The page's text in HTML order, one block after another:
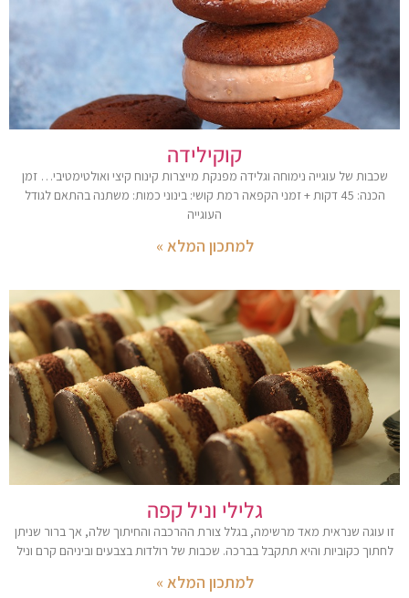
קוקילידה
שכבות של עוגייה נימוחה וגלידה מפנקת מייצרות קינוח קיצי ואולטימטיבי… זמן
הכנה: 45 דקות + זמני הקפאה רמת קושי: בינוני כמות: משתנה בהתאם לגודל
העוגייה
למתכון המלא »
גלילי וניל קפה
זו עוגה שנראית מאד מרשימה, בגלל צורת ההרכבה והחיתוך שלה, אך ברור שניתן
לחתוך כקוביות והיא תתקבל בברכה. שכבות של רולדות בצבעים וביניהם קרם וניל
למתכון המלא »